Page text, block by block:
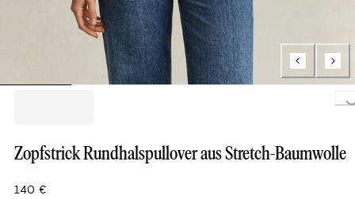
Loading...
Zopfstrick Rundhalspullover aus Stretch-Baumwolle
140 €